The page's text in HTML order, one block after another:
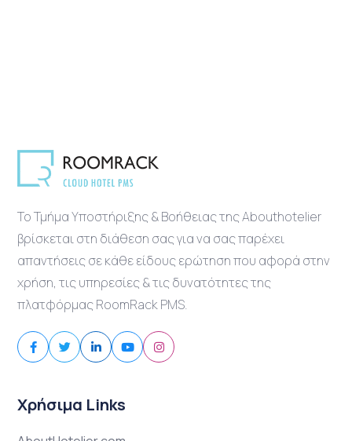
Το Τμήμα Υποστήριξης & Βοήθειας της Abouthotelier
βρίσκεται στη διάθεση σας για να σας παρέχει
απαντήσεις σε κάθε είδους ερώτηση που αφορά στην
χρήση, τις υπηρεσίες & τις δυνατότητες της
πλατφόρμας RoomRack PMS.
Χρήσιμα Links